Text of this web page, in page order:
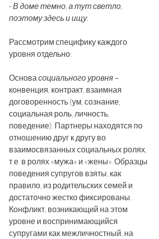
- В доме темно, а тут светло,
поэтому здесь и ищу.
Рассмотрим специфику каждого
уровня отдельно:
Основа социального уровня –
конвенция, контракт, взаимная
договоренность (ум, сознание,
социальная роль, личность,
поведение). Партнеры находятся по
отношению друг к другу во
взаимосвязанных социальных ролях,
т.е. в ролях «мужа» и «жены». Образцы
поведения супругов взяты, как
правило, из родительских семей и
достаточно жестко фиксированы.
Конфликт, возникающий на этом
уровне и воспринимающийся
супругами как межличностный, на